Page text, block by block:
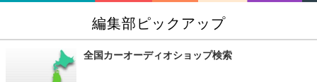
編集部ピックアップ
全国カーオーディオショップ検索